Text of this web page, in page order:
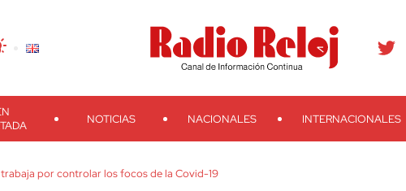
Threads
Instagram TelegramTeveo Ivoox RSS Search
NOTICIAS NACIONALES INTERNACIONALES
trabaja por controlar los focos de la Covid-19